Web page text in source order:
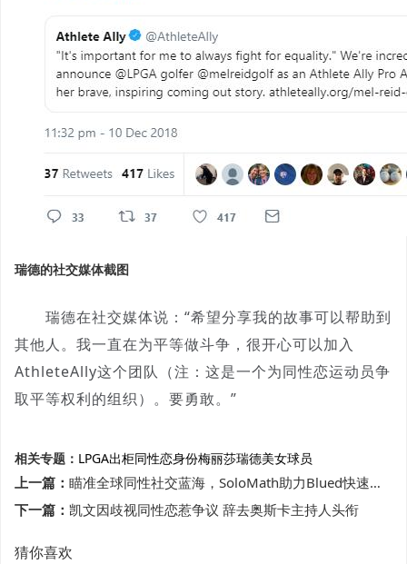
瑞德的社交媒体截图
瑞德在社交媒体说：“希望分享我的故事可以帮助到
其他人。我一直在为平等做斗争，很开心可以加入
AthleteAlly这个团队（注：这是一个为同性恋运动员争
取平等权利的组织）。要勇敢。”
相关专题： LPGA出柜同性恋身份梅丽莎瑞德美女球员
上一篇： 瞄准全球同性社交蓝海，SoloMath助力Blued快速抢占海外市场
下一篇： 凯文因歧视同性恋惹争议 辞去奥斯卡主持人头衔
猜你喜欢